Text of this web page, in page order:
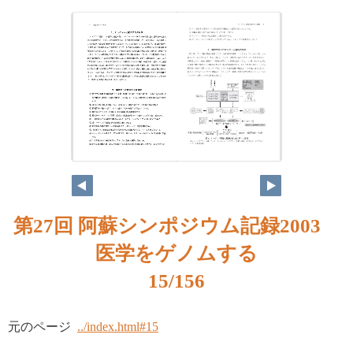
第27回 阿蘇シンポジウム記録2003
医学をゲノムする
15/156
元のページ ../index.html#15